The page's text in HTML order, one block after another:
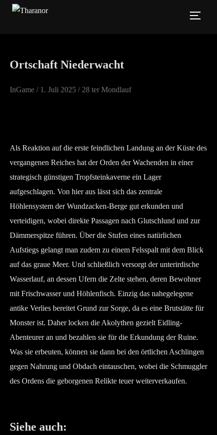
Zum
Ortschaft Niederwacht
InGame / Veröffentlicht
1. Juli 2025 / 28 ter Mondlauf
Als Reaktion auf die erste feindlichen Landung an der Küste des
vergangenen Reiches hat der Orden der Wachenden in einer
strategisch günstigen Tropfsteinkaverne ein Lager
aufgeschlagen. Von hier aus lässt sich das zentrale
Höhlensystem der Wundzacken-Berge gut erkunden und
verteidigen, wobei direkte Passagen nach Glutschlund und zur
Dämmerspitze führen. Über die Stufen eines natürlichen
Aufstiegs gelangt man zudem zu einem Felsspalt mit dem Blick
auf das graue Meer. Und schließlich versorgt der unterirdische
Wasserlauf, an dessen Ufern die Zelte stehen, deren Bewohner
mit Frischwasser und Höhlenfisch. Einzig das nahegelegene
antike Verlies bereitet Grund zur Sorge, da es eine Brutstätte für
Monster ist. Daher locken die Akolythen gezielt Eidling-
Abenteurer an und bezahlen sie für die Erkundung der Ruine.
Was sie erbeuten, können sie dann bei den örtlichen Aschlingen
gegen Nahrung und Obdach eintauschen, wobei die Schmuggler
des Ordens die geborgenen Relikte teuer weiterverkaufen.
Siehe auch: